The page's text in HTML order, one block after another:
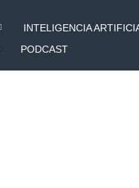
INTELIGENCIA
PODCAST